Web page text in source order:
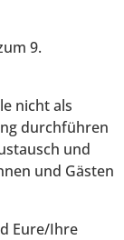
9.
nicht als
durchführen
und
und Gästen
Eure/Ihre